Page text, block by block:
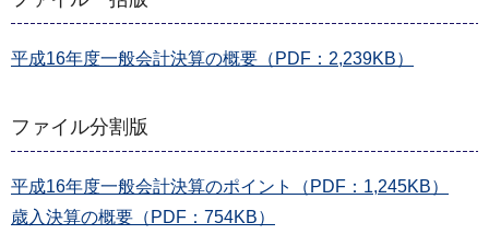
平成16年度一般会計決算の概要（PDF：2,239KB）
ファイル分割版
平成16年度一般会計決算のポイント（PDF：1,245KB）
歳入決算の概要（PDF：754KB）